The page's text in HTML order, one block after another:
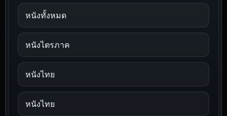
หนังทั้งหมด
หนังไตรภาค
หนังไทย
หนังไทย